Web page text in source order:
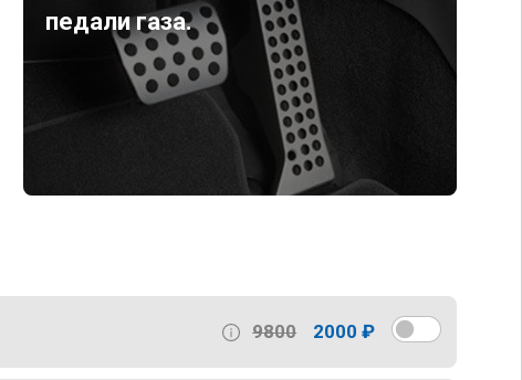
педали газа.
9800 2000 ₽